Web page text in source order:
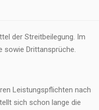
der Streitbeilegung. Im
sowie Drittansprüche.
Leistungspflichten nach
sich schon lange die